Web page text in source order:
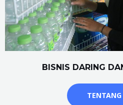
BISNIS DARING
TENTANG